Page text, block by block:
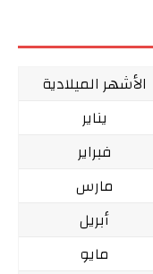
الأشهر الميلادية
يناير
فبراير
مارس
أبريل
مايو